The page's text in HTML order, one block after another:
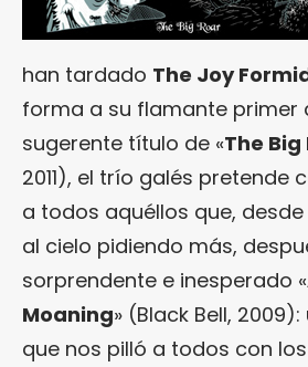
han tardado The Joy
forma a su flamante primer
sugerente título de «The Big
2011), el trío galés pretende
a todos aquéllos que,
al cielo pidiendo más,
sorprendente e inesperado «
Moaning» (Black Bell,
que nos pilló a todos con